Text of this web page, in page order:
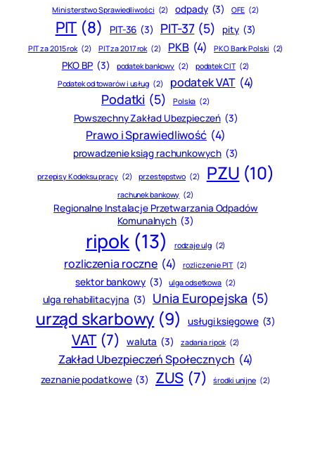
Ministerstwo Sprawiedliwości (2) odpady (3) OFE (2)
PIT (8) PIT-36 (3) PIT-37 (5) pity (3)
PIT za 2015 rok (2) PIT za 2017 rok (2) PKB (4) PKO Bank Polski (2)
PKO BP (3) podatek bankowy (2) podatek CIT (2)
Podatek od towarów i usług (2) podatek VAT (4)
Podatki (5) Polska (2)
Powszechny Zakład Ubezpieczeń (3)
Prawo i Sprawiedliwość (4)
prowadzenie ksiąg rachunkowych (3)
przepisy Kodeksu pracy (2) przestępstwo (2) PZU (10)
rachunek bankowy (2)
Regionalne Instalacje Przetwarzania Odpadów
Komunalnych (3)
ripok (13) rodzaje ulg (2)
rozliczenia roczne (4) rozliczenie PIT (2)
sektor bankowy (3) ulga odsetkowa (2)
ulga rehabilitacyjna (3) Unia Europejska (5)
urząd skarbowy (9) usługi księgowe (3)
VAT (7) waluta (3) zadania ripok (2)
Zakład Ubezpieczeń Społecznych (4)
zeznanie podatkowe (3) ZUS (7) środki unijne (2)